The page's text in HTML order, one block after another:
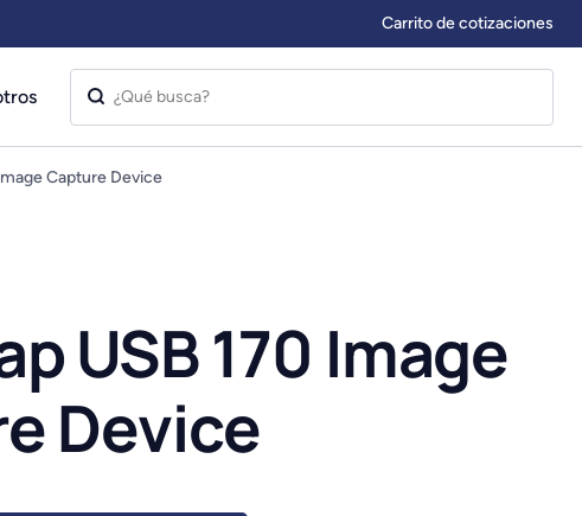
Carrito de cotizaciones
Capture Device
USB 170 Image
Device